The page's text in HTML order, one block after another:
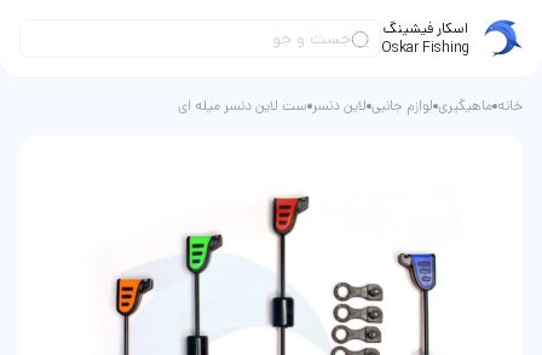
اسکار فیشینگ
Oskar Fishing
خانه ماهیگیری لوازم جانبی لاین دنسر ست لاین دنسر میله ای